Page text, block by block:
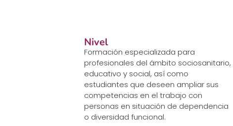
Nivel
Formación especializada para
profesionales del ámbito sociosanitario,
educativo y social, así como
estudiantes que deseen ampliar sus
competencias en el trabajo con
personas en situación de dependencia
o diversidad funcional.